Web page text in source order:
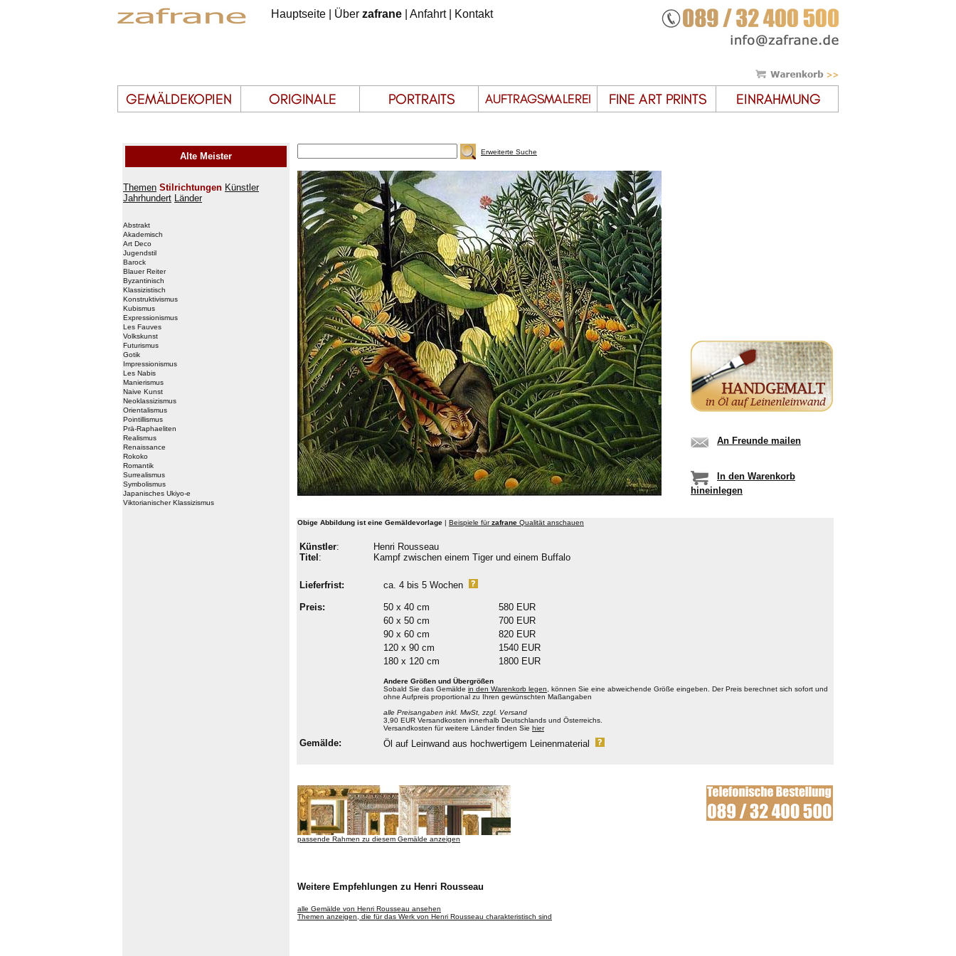
Hauptseite Über zafrane Anfahrt| Kontakt
Alte Meister
Themen Stilrichtungen Künstler
Jahrhundert Länder
Abstrakt
Akademisch
Art Deco
Jugendstil
Barock
Blauer Reiter
Byzantinisch
Klassizistisch
Konstruktivismus
Kubismus
Expressionismus
Les Fauves
Volkskunst
Futurismus
Gotik
Impressionismus
Les Nabis
Manierismus
Naive Kunst
Neoklassizismus
Orientalismus
Pointillismus
Prä-Raphaeliten
Realismus
Renaissance
Rokoko
Romantik
Surrealismus
Symbolismus
Japanisches Ukiyo-e
Viktorianischer Klassizismus
Erweiterte Suche
An Freunde mailen
In den Warenkorb
hineinlegen
Obige Abbildung ist eine Gemäldevorlage | Beispiele fürzafrane Qualität anschauen
Künstler:
Titel :
Henri Rousseau
Kampf zwischen einem Tiger und einem Buffalo
Lieferfrist: ca. 4 bis 5 Wochen
Preis: 50 x 40 cm
580 EUR
60 x 50 cm
700 EUR
90 x 60 cm
820 EUR
120 x 90 cm
1540 EUR
180 x 120 cm
1800 EUR
Andere Größen und Übergrößen
Sobald Sie das Gemälde in den Warenkorb legen , können Sie eine abweichende Größe eingeben. Der Preis berechnet sich sofort und
ohne Aufpreis proportional zu Ihren gewünschten Maßangaben
alle Preisangaben inkl. MwSt, zzgl. Versand
3,90 EUR Versandkosten innerhalb Deutschlands und Österreichs.
Versandkosten für weitere Länder finden Sie hier
Gemälde: Öl auf Leinwand aus hochwertigem Leinenmaterial
passende Rahmen zu diesem Gemälde anzeigen
Weitere Empfehlungen zu Henri Rousseau
alle Gemälde von Henri Rousseau ansehen
Themen anzeigen, die für das Werk von Henri Rousseau charakteristisch sind